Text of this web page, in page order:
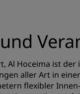
Al Hoceima ist
aller Art in
flexibler